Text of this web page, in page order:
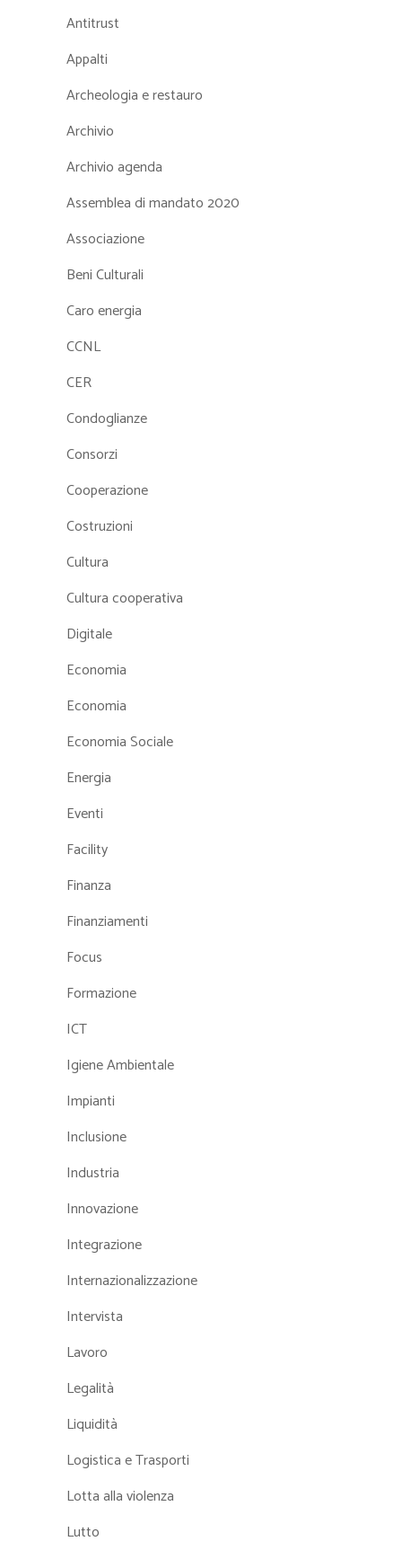
Antitrust
Appalti
Archeologia e restauro
Archivio
Archivio agenda
Assemblea di mandato 2020
Associazione
Beni Culturali
Caro energia
CCNL
CER
Condoglianze
Consorzi
Cooperazione
Costruzioni
Cultura
Cultura cooperativa
Digitale
Economia
Economia
Economia Sociale
Energia
Eventi
Facility
Finanza
Finanziamenti
Focus
Formazione
ICT
Igiene Ambientale
Impianti
Inclusione
Industria
Innovazione
Integrazione
Internazionalizzazione
Intervista
Lavoro
Legalità
Liquidità
Logistica e Trasporti
Lotta alla violenza
Lutto